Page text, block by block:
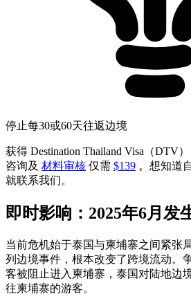
停止每30或60天往返边境
获得 Destination Thailand Visa（DTV
咨询及 材料审核 仅需 $139 。想知道
就联系我们。
即时影响：2025年6月发
当前危机始于泰国与柬埔寨之间紧张
列边境事件，根本改变了跨境流动。
客被阻止进入柬埔寨，泰国对陆地边
往柬埔寨的游客。